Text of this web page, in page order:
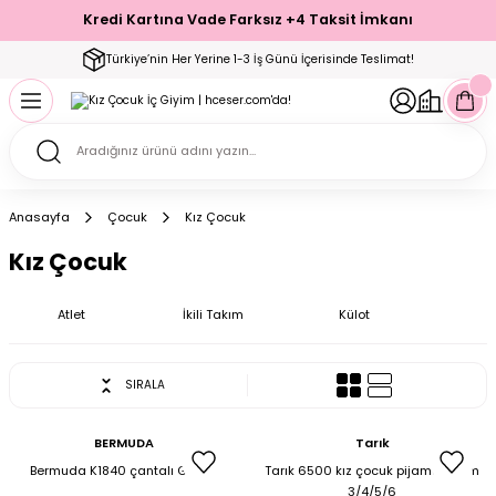
Kredi Kartına Vade Farksız +4 Taksit İmkanı
Türkiye’nin Her Yerine 1-3 İş Günü İçerisinde Teslimat!
Geri Dön
Geri Dön
Geri Dön
Geri Dön
Setler
Geri Dön
Geri Dön
Geri Dön
Çorap
Geri Dön
Geri Dön
Anasayfa Çocuk Kız Çocuk
Kız Çocuk
Atlet İkili Takım Külot
SIRALA
BERMUDA
Bermuda K1840 çantalı Gözlük
Tarık
Tarık 6500 kız çocuk pijama takım
3/4/5/6